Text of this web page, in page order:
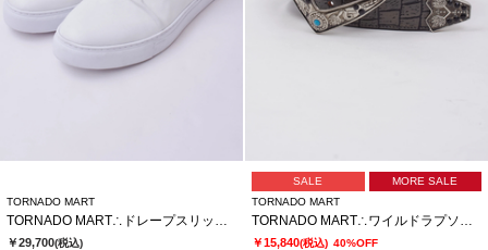
TORNADO MART
￥29,700(税込)
SALE
MORE SALE
TORNADO MART
￥15,840(税込) 40%OFF